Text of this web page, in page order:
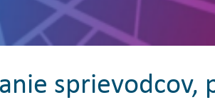
sprievodcov,